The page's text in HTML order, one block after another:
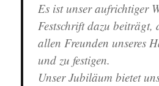
Es ist unser aufrichtiger
Festschrift dazu beiträgt,
allen Freunden unseres
und zu festigen.
Unser Jubiläum bietet